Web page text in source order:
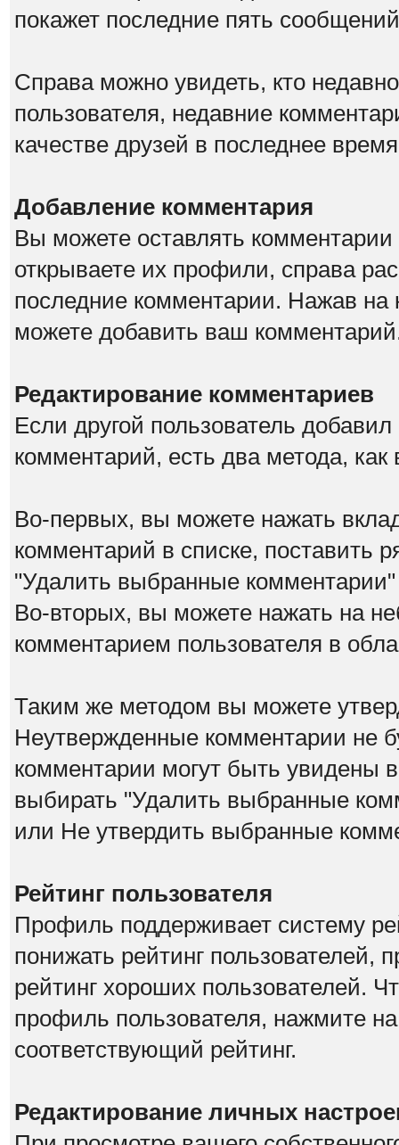
покажет последние пять
Справа можно увидеть, кто
пользователя, недавние
качестве друзей в последнее
Добавление комментария
Вы можете оставлять комментарии
открываете их профили, справа
последние комментарии. Нажав на
можете добавить ваш
Редактирование комментариев
Если другой пользователь
комментарий, есть два метода,
Во-первых, вы можете нажать
комментарий в списке, поставить
"Удалить выбранные
Во-вторых, вы можете нажать на
комментарием пользователя в
Таким же методом вы можете
Неутвержденные комментарии не
комментарии могут быть увидены
выбирать "Удалить выбранные
или Не утвердить выбранные
Рейтинг пользователя
Профиль поддерживает систему
понижать рейтинг
рейтинг хороших пользователей.
профиль пользователя, нажмите
соответствующий рейтинг.
Редактирование личных